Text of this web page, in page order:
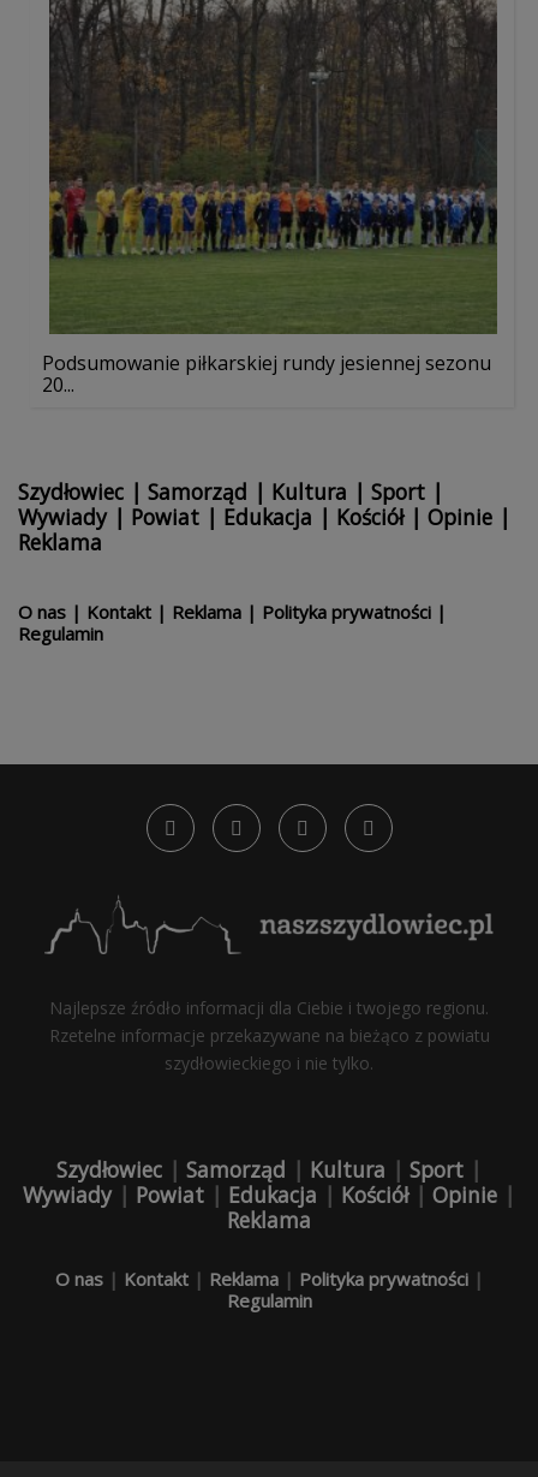
Podsumowanie piłkarskiej rundy jesiennej sezonu
20...
Szydłowiec | Samorząd | Kultura | Sport |
Wywiady| Powiat | Edukacja | Kościół| Opinie |
Reklama
O nas | Kontakt | Reklama | Polityka prywatności |
Regulamin
Najlepsze źródło informacji dla Ciebie i twojego regionu.
Rzetelne informacje przekazywane na bieżąco z powiatu
szydłowieckiego i nie tylko.
Szydłowiec | Samorząd | Kultura | Sport |
Wywiady| Powiat | Edukacja | Kościół| Opinie |
Reklama
O nas| Kontakt| Reklama| Polityka prywatności|
Regulamin